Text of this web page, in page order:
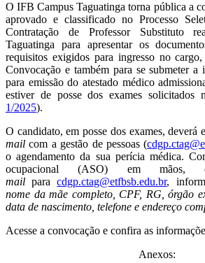
O IFB Campus Taguatinga torna pública a
aprovado e classificado no Processo
Contratação de Professor Substituto
Taguatinga para apresentar os
requisitos exigidos para ingresso no
Convocação e também para se submeter a
para emissão do atestado médico
estiver de posse dos exames
1/2025).
O candidato, em posse dos exames, deverá
mail com a gestão de pessoas (
o agendamento da sua perícia médica.
ocupacional (ASO) em mãos,
mail paracdgp.ctag@etfbsb.edu.br,
nome da mãe completo, CPF, RG, órgão
data de nascimento, telefone e endereço
Acesse a convocação e confira as
Anexos: